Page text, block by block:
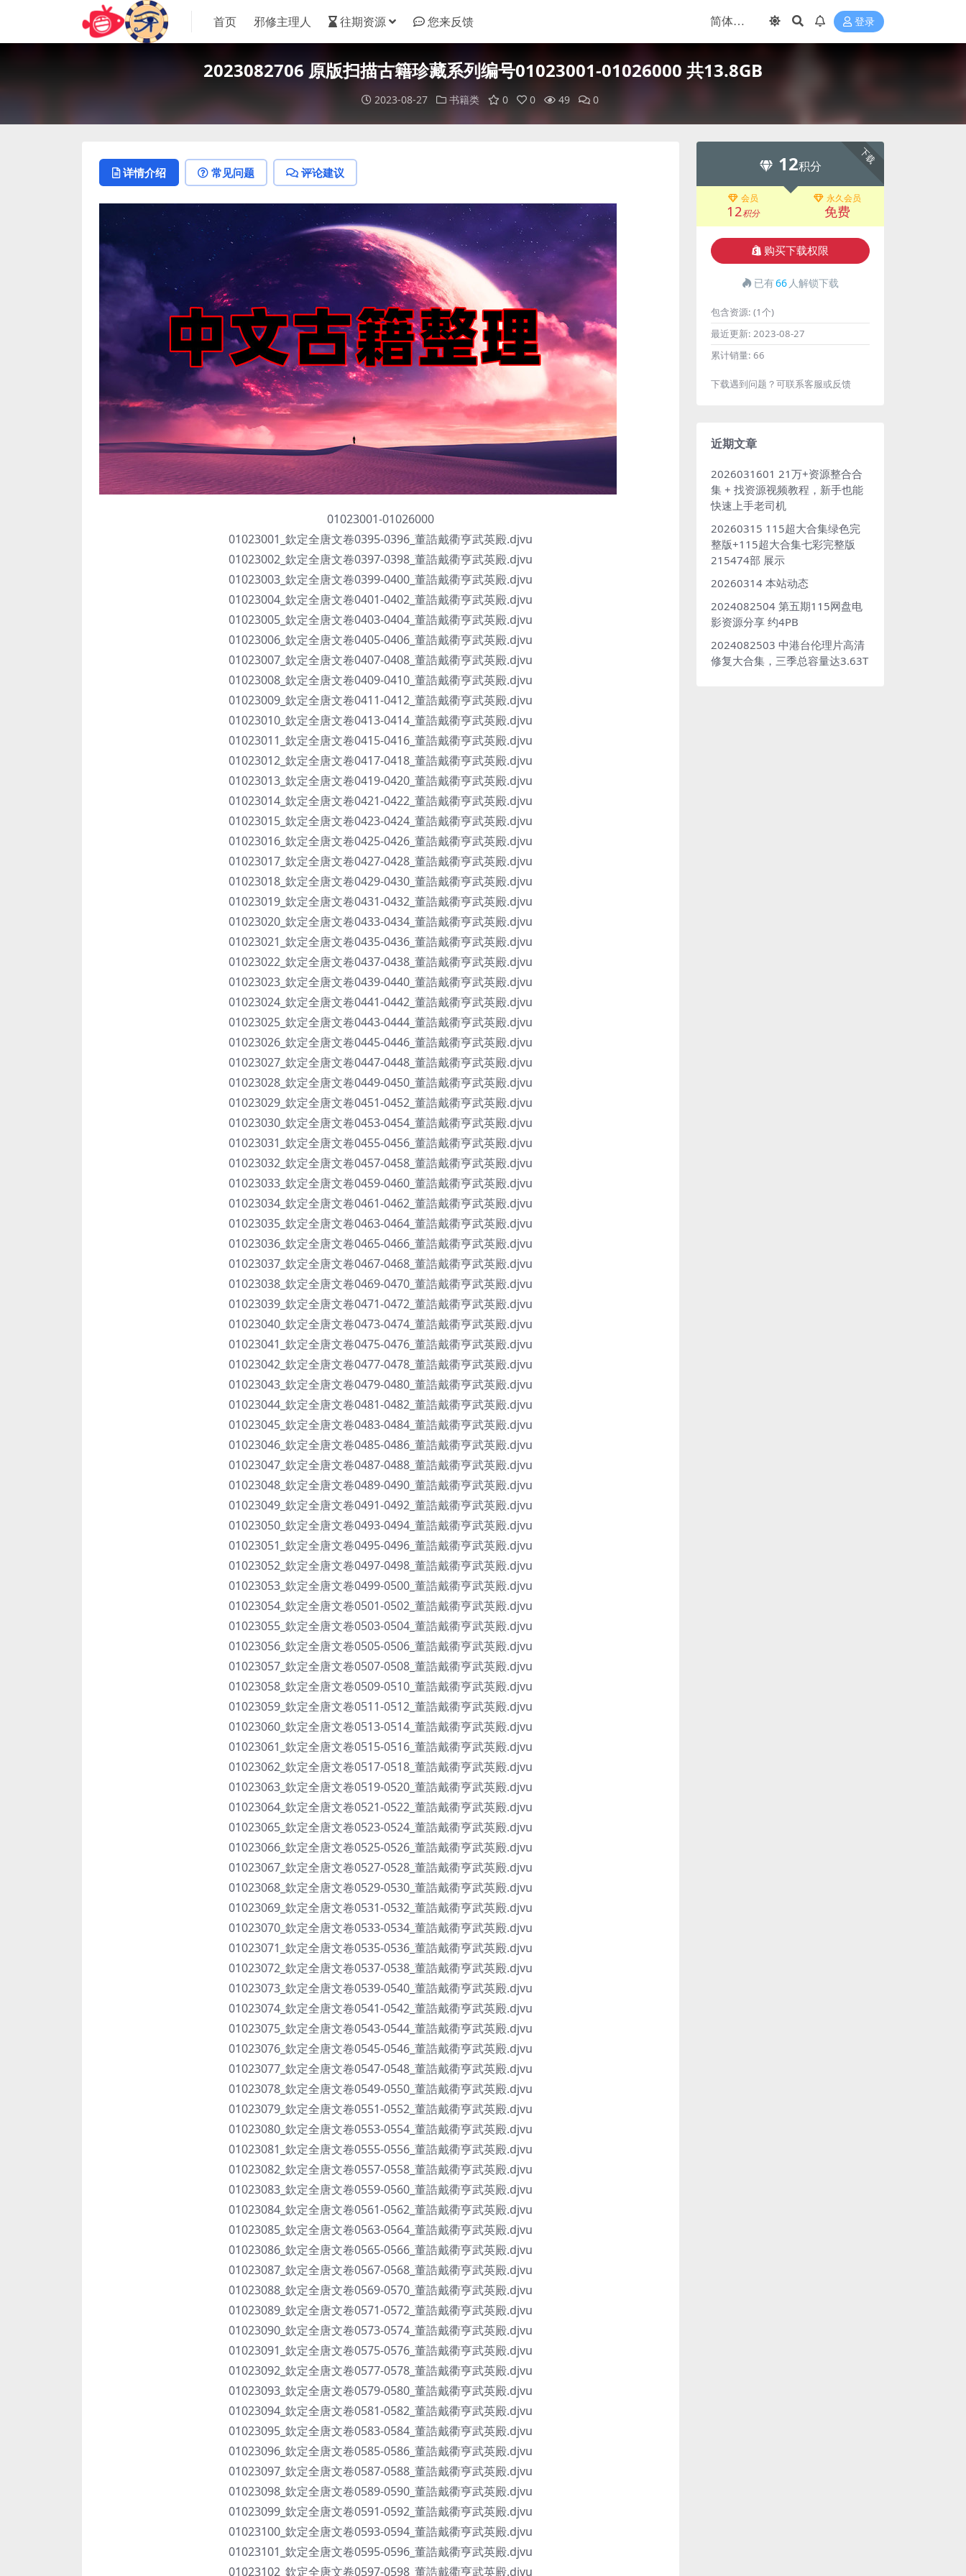
首页 邪修主理人 往期资源 您来反馈 登录
2023082706 原版扫描古籍珍藏系列编号01023001-01026000 共13.8GB
2023-08-27 书籍类 0 0 49 0
详情介绍 常见问题 评论建议
01023001-01026000
01023001_欽定全唐文卷0395-0396_董誥戴衢亨武英殿.djvu
01023002_欽定全唐文卷0397-0398_董誥戴衢亨武英殿.djvu
01023003_欽定全唐文卷0399-0400_董誥戴衢亨武英殿.djvu
01023004_欽定全唐文卷0401-0402_董誥戴衢亨武英殿.djvu
01023005_欽定全唐文卷0403-0404_董誥戴衢亨武英殿.djvu
01023006_欽定全唐文卷0405-0406_董誥戴衢亨武英殿.djvu
01023007_欽定全唐文卷0407-0408_董誥戴衢亨武英殿.djvu
01023008_欽定全唐文卷0409-0410_董誥戴衢亨武英殿.djvu
01023009_欽定全唐文卷0411-0412_董誥戴衢亨武英殿.djvu
01023010_欽定全唐文卷0413-0414_董誥戴衢亨武英殿.djvu
01023011_欽定全唐文卷0415-0416_董誥戴衢亨武英殿.djvu
01023012_欽定全唐文卷0417-0418_董誥戴衢亨武英殿.djvu
01023013_欽定全唐文卷0419-0420_董誥戴衢亨武英殿.djvu
01023014_欽定全唐文卷0421-0422_董誥戴衢亨武英殿.djvu
01023015_欽定全唐文卷0423-0424_董誥戴衢亨武英殿.djvu
01023016_欽定全唐文卷0425-0426_董誥戴衢亨武英殿.djvu
01023017_欽定全唐文卷0427-0428_董誥戴衢亨武英殿.djvu
01023018_欽定全唐文卷0429-0430_董誥戴衢亨武英殿.djvu
01023019_欽定全唐文卷0431-0432_董誥戴衢亨武英殿.djvu
01023020_欽定全唐文卷0433-0434_董誥戴衢亨武英殿.djvu
01023021_欽定全唐文卷0435-0436_董誥戴衢亨武英殿.djvu
01023022_欽定全唐文卷0437-0438_董誥戴衢亨武英殿.djvu
01023023_欽定全唐文卷0439-0440_董誥戴衢亨武英殿.djvu
01023024_欽定全唐文卷0441-0442_董誥戴衢亨武英殿.djvu
01023025_欽定全唐文卷0443-0444_董誥戴衢亨武英殿.djvu
01023026_欽定全唐文卷0445-0446_董誥戴衢亨武英殿.djvu
01023027_欽定全唐文卷0447-0448_董誥戴衢亨武英殿.djvu
01023028_欽定全唐文卷0449-0450_董誥戴衢亨武英殿.djvu
01023029_欽定全唐文卷0451-0452_董誥戴衢亨武英殿.djvu
01023030_欽定全唐文卷0453-0454_董誥戴衢亨武英殿.djvu
01023031_欽定全唐文卷0455-0456_董誥戴衢亨武英殿.djvu
01023032_欽定全唐文卷0457-0458_董誥戴衢亨武英殿.djvu
01023033_欽定全唐文卷0459-0460_董誥戴衢亨武英殿.djvu
01023034_欽定全唐文卷0461-0462_董誥戴衢亨武英殿.djvu
01023035_欽定全唐文卷0463-0464_董誥戴衢亨武英殿.djvu
01023036_欽定全唐文卷0465-0466_董誥戴衢亨武英殿.djvu
01023037_欽定全唐文卷0467-0468_董誥戴衢亨武英殿.djvu
01023038_欽定全唐文卷0469-0470_董誥戴衢亨武英殿.djvu
01023039_欽定全唐文卷0471-0472_董誥戴衢亨武英殿.djvu
01023040_欽定全唐文卷0473-0474_董誥戴衢亨武英殿.djvu
01023041_欽定全唐文卷0475-0476_董誥戴衢亨武英殿.djvu
01023042_欽定全唐文卷0477-0478_董誥戴衢亨武英殿.djvu
01023043_欽定全唐文卷0479-0480_董誥戴衢亨武英殿.djvu
01023044_欽定全唐文卷0481-0482_董誥戴衢亨武英殿.djvu
01023045_欽定全唐文卷0483-0484_董誥戴衢亨武英殿.djvu
01023046_欽定全唐文卷0485-0486_董誥戴衢亨武英殿.djvu
01023047_欽定全唐文卷0487-0488_董誥戴衢亨武英殿.djvu
01023048_欽定全唐文卷0489-0490_董誥戴衢亨武英殿.djvu
01023049_欽定全唐文卷0491-0492_董誥戴衢亨武英殿.djvu
01023050_欽定全唐文卷0493-0494_董誥戴衢亨武英殿.djvu
01023051_欽定全唐文卷0495-0496_董誥戴衢亨武英殿.djvu
01023052_欽定全唐文卷0497-0498_董誥戴衢亨武英殿.djvu
01023053_欽定全唐文卷0499-0500_董誥戴衢亨武英殿.djvu
01023054_欽定全唐文卷0501-0502_董誥戴衢亨武英殿.djvu
01023055_欽定全唐文卷0503-0504_董誥戴衢亨武英殿.djvu
01023056_欽定全唐文卷0505-0506_董誥戴衢亨武英殿.djvu
01023057_欽定全唐文卷0507-0508_董誥戴衢亨武英殿.djvu
01023058_欽定全唐文卷0509-0510_董誥戴衢亨武英殿.djvu
01023059_欽定全唐文卷0511-0512_董誥戴衢亨武英殿.djvu
01023060_欽定全唐文卷0513-0514_董誥戴衢亨武英殿.djvu
01023061_欽定全唐文卷0515-0516_董誥戴衢亨武英殿.djvu
01023062_欽定全唐文卷0517-0518_董誥戴衢亨武英殿.djvu
01023063_欽定全唐文卷0519-0520_董誥戴衢亨武英殿.djvu
01023064_欽定全唐文卷0521-0522_董誥戴衢亨武英殿.djvu
01023065_欽定全唐文卷0523-0524_董誥戴衢亨武英殿.djvu
01023066_欽定全唐文卷0525-0526_董誥戴衢亨武英殿.djvu
01023067_欽定全唐文卷0527-0528_董誥戴衢亨武英殿.djvu
01023068_欽定全唐文卷0529-0530_董誥戴衢亨武英殿.djvu
01023069_欽定全唐文卷0531-0532_董誥戴衢亨武英殿.djvu
01023070_欽定全唐文卷0533-0534_董誥戴衢亨武英殿.djvu
01023071_欽定全唐文卷0535-0536_董誥戴衢亨武英殿.djvu
01023072_欽定全唐文卷0537-0538_董誥戴衢亨武英殿.djvu
01023073_欽定全唐文卷0539-0540_董誥戴衢亨武英殿.djvu
01023074_欽定全唐文卷0541-0542_董誥戴衢亨武英殿.djvu
01023075_欽定全唐文卷0543-0544_董誥戴衢亨武英殿.djvu
01023076_欽定全唐文卷0545-0546_董誥戴衢亨武英殿.djvu
01023077_欽定全唐文卷0547-0548_董誥戴衢亨武英殿.djvu
01023078_欽定全唐文卷0549-0550_董誥戴衢亨武英殿.djvu
01023079_欽定全唐文卷0551-0552_董誥戴衢亨武英殿.djvu
01023080_欽定全唐文卷0553-0554_董誥戴衢亨武英殿.djvu
01023081_欽定全唐文卷0555-0556_董誥戴衢亨武英殿.djvu
01023082_欽定全唐文卷0557-0558_董誥戴衢亨武英殿.djvu
01023083_欽定全唐文卷0559-0560_董誥戴衢亨武英殿.djvu
01023084_欽定全唐文卷0561-0562_董誥戴衢亨武英殿.djvu
01023085_欽定全唐文卷0563-0564_董誥戴衢亨武英殿.djvu
01023086_欽定全唐文卷0565-0566_董誥戴衢亨武英殿.djvu
01023087_欽定全唐文卷0567-0568_董誥戴衢亨武英殿.djvu
01023088_欽定全唐文卷0569-0570_董誥戴衢亨武英殿.djvu
01023089_欽定全唐文卷0571-0572_董誥戴衢亨武英殿.djvu
01023090_欽定全唐文卷0573-0574_董誥戴衢亨武英殿.djvu
01023091_欽定全唐文卷0575-0576_董誥戴衢亨武英殿.djvu
01023092_欽定全唐文卷0577-0578_董誥戴衢亨武英殿.djvu
01023093_欽定全唐文卷0579-0580_董誥戴衢亨武英殿.djvu
01023094_欽定全唐文卷0581-0582_董誥戴衢亨武英殿.djvu
01023095_欽定全唐文卷0583-0584_董誥戴衢亨武英殿.djvu
01023096_欽定全唐文卷0585-0586_董誥戴衢亨武英殿.djvu
01023097_欽定全唐文卷0587-0588_董誥戴衢亨武英殿.djvu
01023098_欽定全唐文卷0589-0590_董誥戴衢亨武英殿.djvu
01023099_欽定全唐文卷0591-0592_董誥戴衢亨武英殿.djvu
01023100_欽定全唐文卷0593-0594_董誥戴衢亨武英殿.djvu
01023101_欽定全唐文卷0595-0596_董誥戴衢亨武英殿.djvu
01023102_欽定全唐文卷0597-0598_董誥戴衢亨武英殿.djvu
下载
12积分
会员
12积分
永久会员
免费
购买下载权限
已有66 人解锁下载
包含资源: (1个)
最近更新: 2023-08-27
累计销量: 66
下载遇到问题？可联系客服或反馈
近期文章
2026031601 21万+资源整合合
集 + 找资源视频教程，新手也能
快速上手老司机
20260315 115超大合集绿色完
整版+115超大合集七彩完整版
215474部 展示
20260314 本站动态
2024082504 第五期115网盘电
影资源分享 约4PB
2024082503 中港台伦理片高清
修复大合集，三季总容量达3.63T